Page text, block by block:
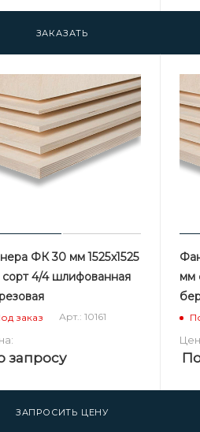
ЗАКАЗАТЬ
ФК 30 мм 1525х1525
4/4 шлифованная
заказ Арт.: 10161
запросу
ЗАПРОСИТЬ ЦЕНУ
мм